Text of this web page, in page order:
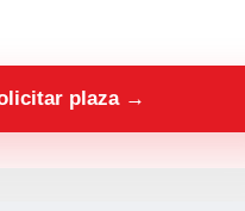
plaza →